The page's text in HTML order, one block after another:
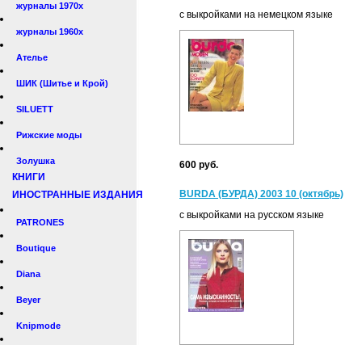
журналы 1970х
журналы 1960х
Ателье
ШИК (Шитье и Крой)
SILUETT
Рижские моды
Золушка
КНИГИ
ИНОСТРАННЫЕ ИЗДАНИЯ
PATRONES
Boutique
Diana
Beyer
Knipmode
с выкройками на немецком языке
600 руб.
BURDA (БУРДА) 2003 10 (октябрь)
с выкройками на русском языке